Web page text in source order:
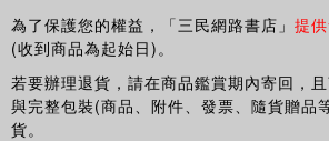
為了保護您的權益，「三民網路書店」 提
(收到商品為起始日)。
若要辦理退貨，請在商品鑑賞期內寄回，
與完整包裝(商品、附件、發票、隨貨贈品
貨。